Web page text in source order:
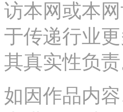
访本网或本
于传递行业
其真实性负责
如因作品内